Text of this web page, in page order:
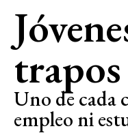
trapos
Uno de cada
empleo ni